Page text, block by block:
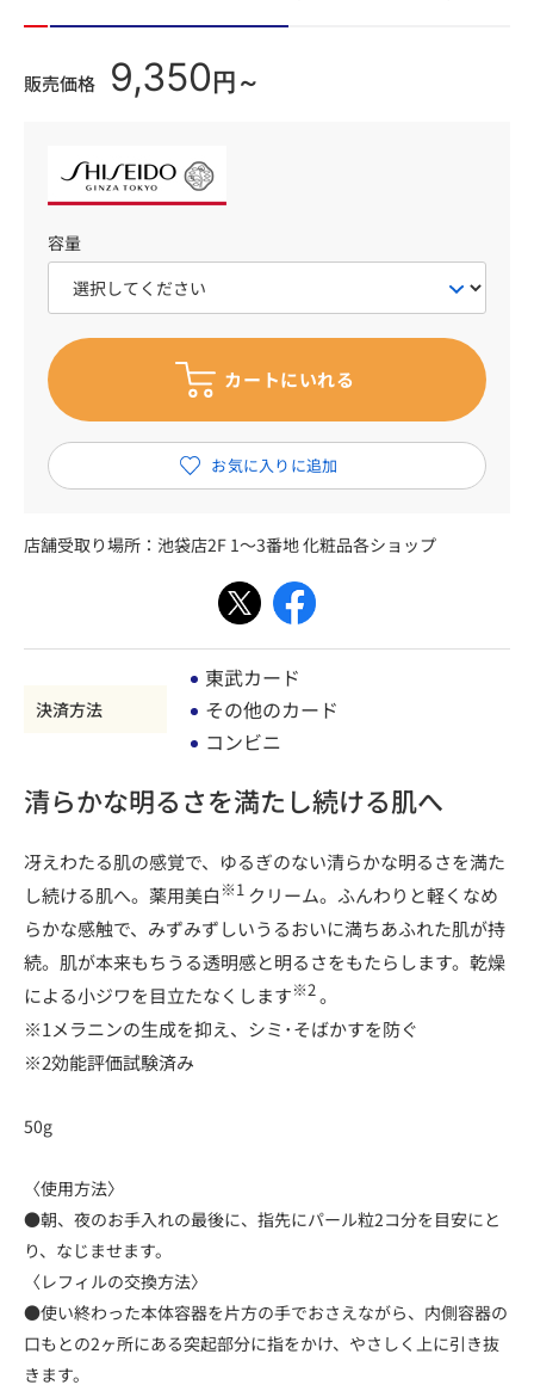
販売価格 9,350 円～
容量
店舗受取り場所： 池袋店2F 1～3番地 化粧品各ショップ
決済方法
東武カード
その他のカード
コンビニ
清らかな明るさを満たし続ける肌へ
冴えわたる肌の感覚で、ゆるぎのない清らかな明るさを満た
し続ける肌へ。薬用美白 ※1 クリーム。ふんわりと軽くなめ
らかな感触で、みずみずしいうるおいに満ちあふれた肌が持
続。肌が本来もちうる透明感と明るさをもたらします。乾燥
による小ジワを目立たなくします※2。
※1メラニンの生成を抑え、シミ･そばかすを防ぐ
※2効能評価試験済み
50g
〈使用方法〉
●朝、夜のお手入れの最後に、指先にパール粒2コ分を目安にと
り、なじませます。
〈レフィルの交換方法〉
●使い終わった本体容器を片方の手でおさえながら、内側容器の
口もとの2ヶ所にある突起部分に指をかけ、やさしく上に引き抜
きます。